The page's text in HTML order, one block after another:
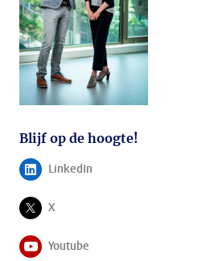
Blijf op de hoogte!
LinkedIn
X
Youtube